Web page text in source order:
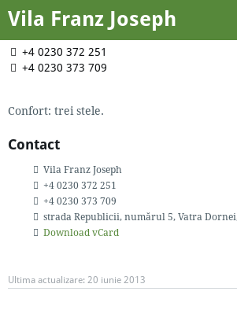
Vila Franz Joseph
+4 0230 372 251
+4 0230 373 709
Confort: trei stele.
Contact
Vila Franz Joseph
+4 0230 372 251
+4 0230 373 709
strada Republicii, numărul 5, Vatra
Download vCard
Ultima actualizare: 20 iunie 2013